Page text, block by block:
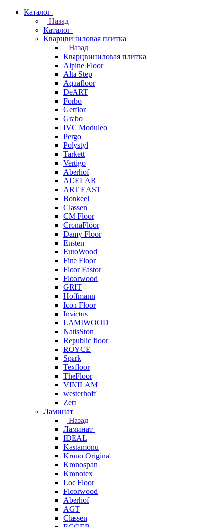
Каталог
Назад
Каталог
Кварцвиниловая плитка
Назад
Кварцвиниловая плитка
Alpine Floor
Alta Step
Aquafloor
DeART
Forbo
Gerflor
Grabo
IVC Moduleo
Pergo
Polystyl
Tarkett
Vertigo
Aberhof
ADELAR
ART EAST
Bonkeel
Classen
CM Floor
CronaFloor
Damy Floor
Ensten
EuroWood
Fine Floor
Floor Fastor
Floorwood
GRIT
Hoffmann
Icon Floor
Invictus
LAMIWOOD
NatisSton
Republic floor
ROYCE
Spark
Texfloor
TheFloor
VINILAM
westerhoff
Zeta
Ламинат
Назад
Ламинат
IDEAL
Kastamonu
Krono Original
Kronospan
Kronotex
Loc Floor
Floorwood
Aberhof
AGT
Classen